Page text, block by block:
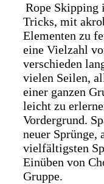
Rope Skipping
Tricks, mit
Elementen zu
eine Vielzahl
verschieden
vielen Seilen,
einer ganzen
leicht zu
Vordergrund.
neuer Sprünge,
vielfältigsten
Einüben von
Gruppe.